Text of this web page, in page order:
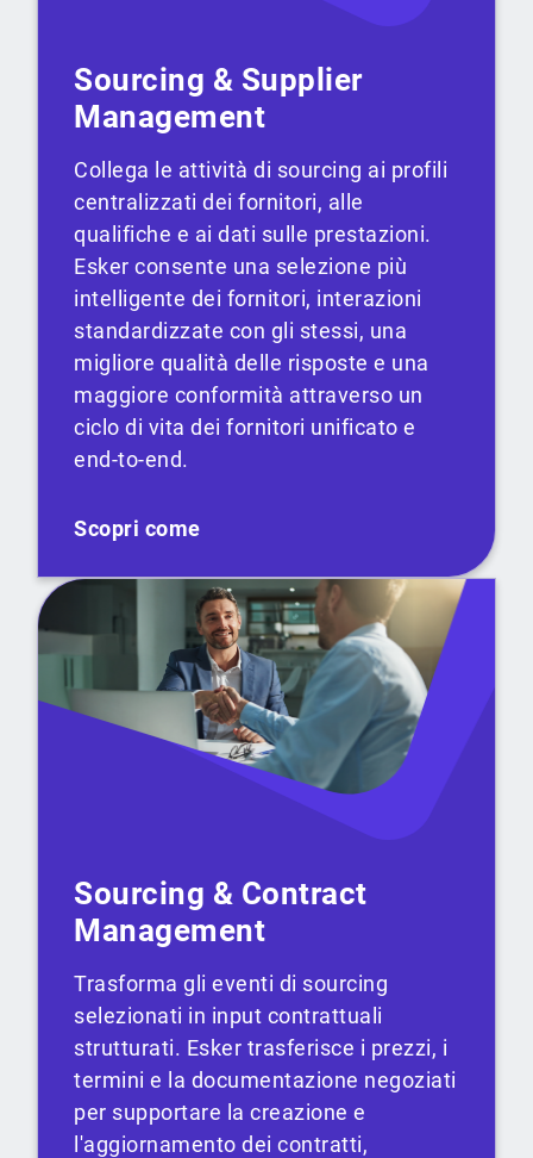
Sourcing & Supplier
Management
Collega le attività di sourcing ai profili
centralizzati dei fornitori, alle
qualifiche e ai dati sulle prestazioni.
Esker consente una selezione più
intelligente dei fornitori, interazioni
standardizzate con gli stessi, una
migliore qualità delle risposte e una
maggiore conformità attraverso un
ciclo di vita dei fornitori unificato e
end-to-end.
Scopri come
Sourcing & Contract
Management
Trasforma gli eventi di sourcing
selezionati in input contrattuali
strutturati. Esker trasferisce i prezzi, i
termini e la documentazione negoziati
per supportare la creazione e
l'aggiornamento dei contratti,